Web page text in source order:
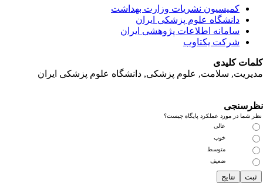
کمیسیون نشریات وزارت بهداشت
دانشگاه علوم پزشکی ایران
سامانه اطلاعات پژوهشی ایران
شرکت یکتاوب
کلیدی
سلامت, علوم پزشکی, دانشگاه علوم پزشکی ایران
شما در مورد عملکرد پایگاه چیست؟
عالی
خوب
متوسط
ضعیف